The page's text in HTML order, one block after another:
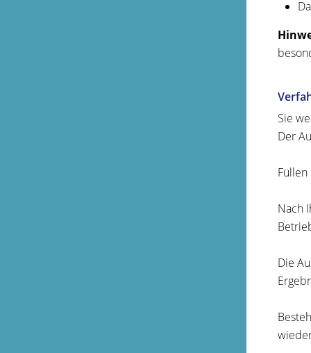
Sie
Der
Füllen
Nach
Die